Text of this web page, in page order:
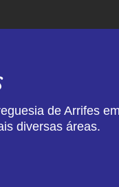
de Arrifes
diversas áreas.